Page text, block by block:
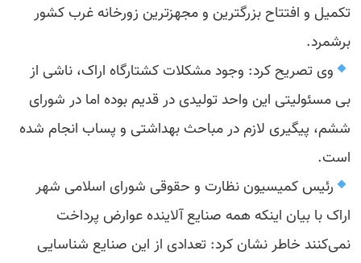
تکمیل و افتتاح بزرگترین و مجهزترین زورخانه غرب کشور
برشمرد.
وی تصریح کرد: وجود مشکلات کشتارگاه اراک، ناشی از
بی مسئولیتی این واحد تولیدی در قدیم بوده اما در شورای
ششم، پیگیری لازم در مباحث بهداشتی و پساب انجام شده
است.
رئیس کمیسیون نظارت و حقوقی شورای اسلامی شهر
اراک با بیان اینکه همه صنایع آلاینده عوارض پرداخت
نمی‌کنند خاطر نشان کرد: تعدادی از این صنایع شناسایی